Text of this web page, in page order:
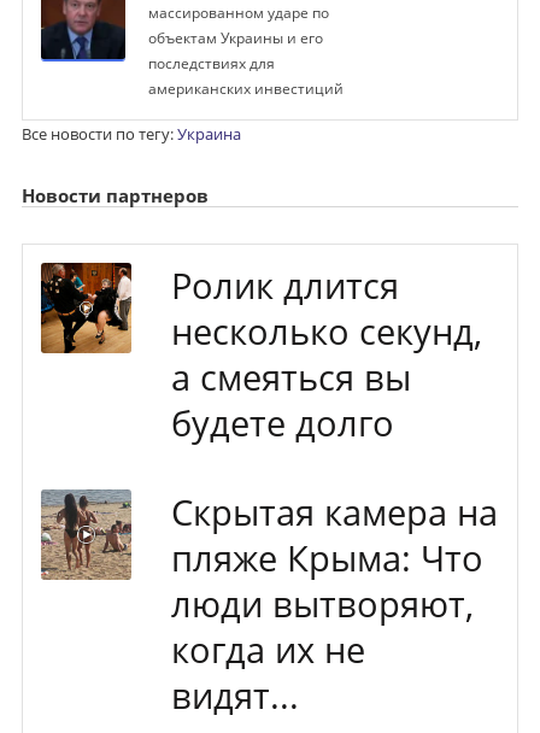
массированном ударе по
объектам Украины и его
последствиях для
американских инвестиций
Все новости по тегу:Украина
Новости партнеров
Ролик длится
несколько секунд,
а смеяться вы
будете долго
Скрытая камера на
пляже Крыма: Что
люди вытворяют,
когда их не
видят...